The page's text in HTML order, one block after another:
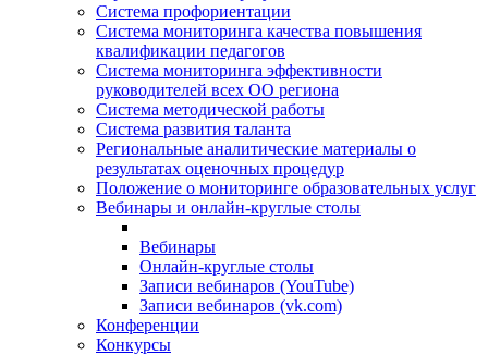
Система профориентации
Система мониторинга качества повышения
квалификации педагогов
Система мониторинга эффективности
руководителей всех ОО региона
Система методической работы
Система развития таланта
Региональные аналитические материалы о
результатах оценочных процедур
Положение о мониторинге образовательных услуг
Вебинары и онлайн-круглые столы
Вебинары
Онлайн-круглые столы
Записи вебинаров (YouTube)
Записи вебинаров (vk.com)
Конференции
Конкурсы